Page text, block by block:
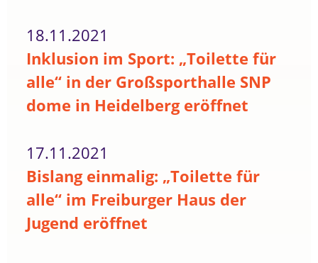
18.11.2021
Inklusion im Sport: „Toilette für
alle“ in der Großsporthalle SNP
dome in Heidelberg eröffnet
17.11.2021
Bislang einmalig: „Toilette für
alle“ im Freiburger Haus der
Jugend eröffnet